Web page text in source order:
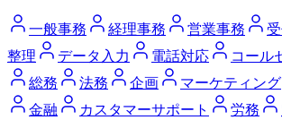
一般事務 経理事務 営業事務
整理
データ入力 電話対応 コール
総務
法務 企画 マーケティング
金融
カスタマーサポート 労務